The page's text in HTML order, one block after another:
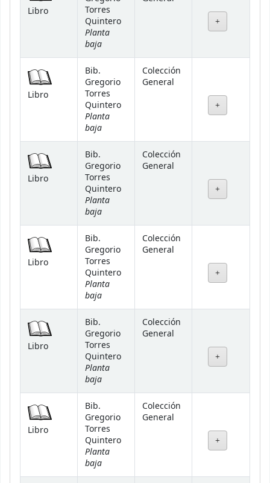
Libro
Torres
Quintero
Planta
baja
Libro
Bib.
Gregorio
Torres
Quintero
Planta
baja
Colección
General
Libro
Bib.
Gregorio
Torres
Quintero
Planta
baja
Colección
General
Libro
Bib.
Gregorio
Torres
Quintero
Planta
baja
Colección
General
Libro
Bib.
Gregorio
Torres
Quintero
Planta
baja
Colección
General
Libro
Bib.
Gregorio
Torres
Quintero
Planta
baja
Colección
General